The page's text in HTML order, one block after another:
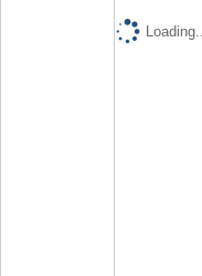
Loading...